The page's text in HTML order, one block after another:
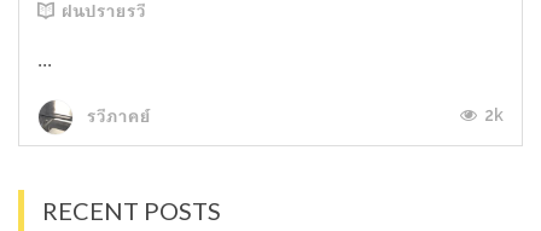
ฝนปรายรวี
...
รวีภาคย์ 2k
RECENT POSTS